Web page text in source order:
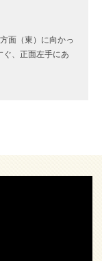
面（東）に向かっ
ぐ、正面左手にあ